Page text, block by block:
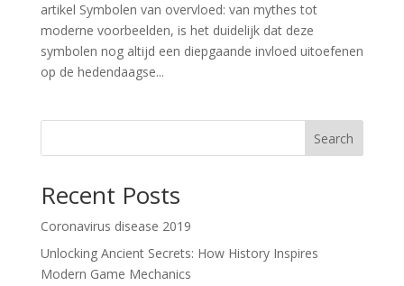
artikel Symbolen van overvloed: van mythes tot
moderne voorbeelden, is het duidelijk dat deze
symbolen nog altijd een diepgaande invloed uitoefenen
op de hedendaagse...
Search
Recent Posts
Coronavirus disease 2019
Unlocking Ancient Secrets: How History Inspires
Modern Game Mechanics